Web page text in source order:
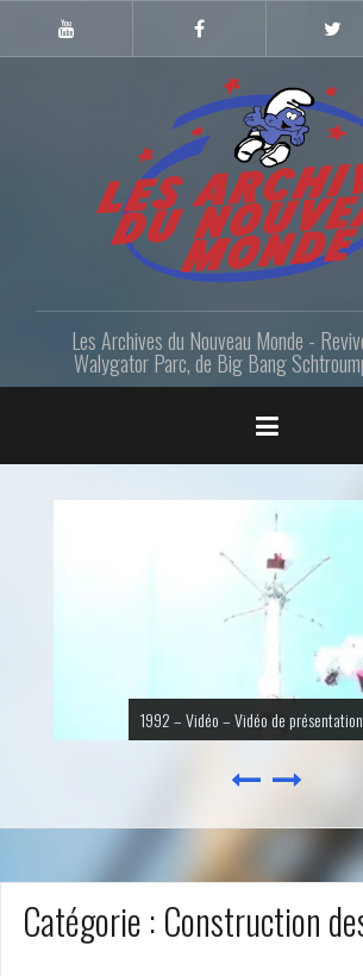
content
Youtube
Gazette
Facebook
Les Archives du Nouveau Monde -
Walygator Parc, de Big Bang
1992 – Vidéo – Vidéo de
Catégorie : Construction